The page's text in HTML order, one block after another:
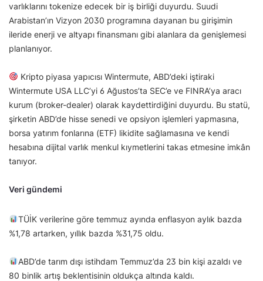
varlıklarını tokenize edecek bir iş birliği duyurdu. Suudi
Arabistan’ın Vizyon 2030 programına dayanan bu girişimin
ileride enerji ve altyapı finansmanı gibi alanlara da genişlemesi
planlanıyor.
Kripto piyasa yapıcısı Wintermute, ABD’deki iştiraki
Wintermute USA LLC’yi 6 Ağustos’ta SEC’e ve FINRA’ya aracı
kurum (broker-dealer) olarak kaydettirdiğini duyurdu. Bu statü,
şirketin ABD’de hisse senedi ve opsiyon işlemleri yapmasına,
borsa yatırım fonlarına (ETF) likidite sağlamasına ve kendi
hesabına dijital varlık menkul kıymetlerini takas etmesine imkân
tanıyor.
Veri gündemi
TÜİK verilerine göre temmuz ayında enflasyon aylık bazda
%1,78 artarken, yıllık bazda %31,75 oldu.
ABD’de tarım dışı istihdam Temmuz’da 23 bin kişi azaldı ve
80 binlik artış beklentisinin oldukça altında kaldı.